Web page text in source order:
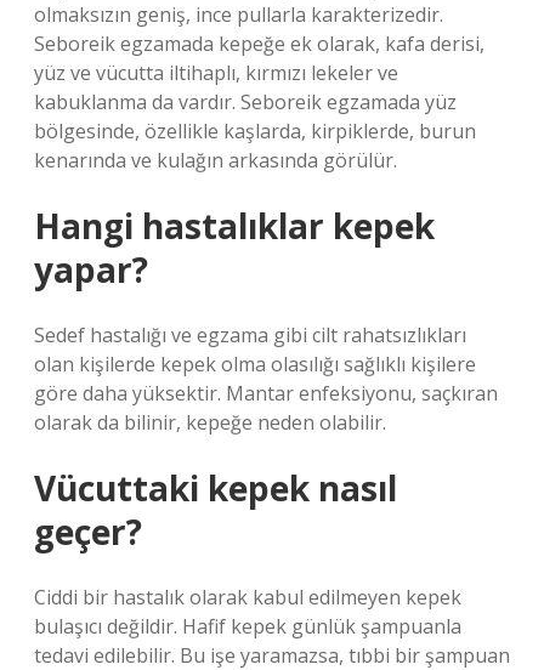
olmaksızın geniş, ince pullarla karakterizedir.
Seboreik egzamada kepeğe ek olarak, kafa derisi,
yüz ve vücutta iltihaplı, kırmızı lekeler ve
kabuklanma da vardır. Seboreik egzamada yüz
bölgesinde, özellikle kaşlarda, kirpiklerde, burun
kenarında ve kulağın arkasında görülür.
Hangi hastalıklar kepek
yapar?
Sedef hastalığı ve egzama gibi cilt rahatsızlıkları
olan kişilerde kepek olma olasılığı sağlıklı kişilere
göre daha yüksektir. Mantar enfeksiyonu, saçkıran
olarak da bilinir, kepeğe neden olabilir.
Vücuttaki kepek nasıl
geçer?
Ciddi bir hastalık olarak kabul edilmeyen kepek
bulaşıcı değildir. Hafif kepek günlük şampuanla
tedavi edilebilir. Bu işe yaramazsa, tıbbi bir şampuan